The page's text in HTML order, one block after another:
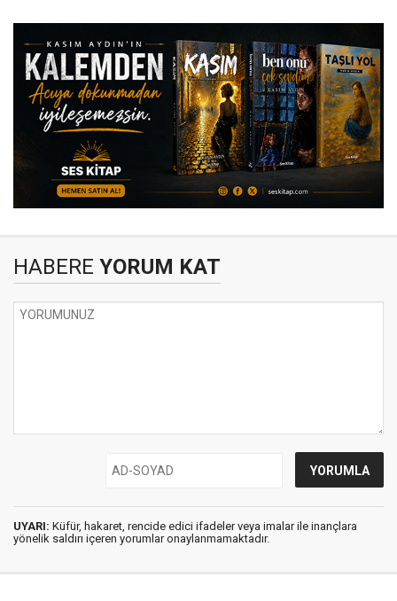
HABERE YORUM KAT
UYARI: Küfür, hakaret, rencide edici ifadeler veya imalar ile inançlara
yönelik saldırı içeren yorumlar onaylanmamaktadır.